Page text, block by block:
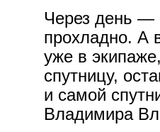
Через день —
прохладно. А
уже в
спутницу,
и самой
Владимира